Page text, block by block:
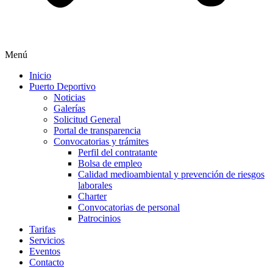
Menú
Inicio
Puerto Deportivo
Noticias
Galerías
Solicitud General
Portal de transparencia
Convocatorias y trámites
Perfil del contratante
Bolsa de empleo
Calidad medioambiental y prevención de riesgos
laborales
Charter
Convocatorias de personal
Patrocinios
Tarifas
Servicios
Eventos
Contacto